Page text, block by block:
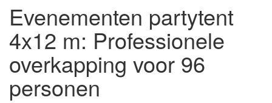
Evenementen partytent
4x12 m: Professionele
overkapping voor 96
personen